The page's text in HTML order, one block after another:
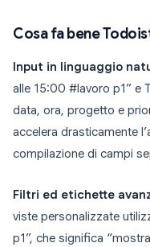
Cosa fa bene
Input in linguaggio
alle 15:00 #lavoro p1” e
data, ora, progetto e
accelera drasticamente
compilazione di campi
Filtri ed etichette
viste personalizzate
p1”, che significa